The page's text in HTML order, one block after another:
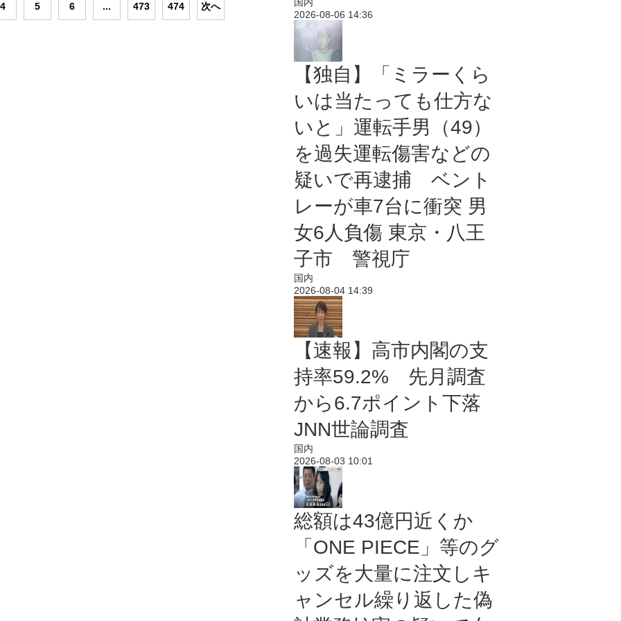
4 5 6 ... 473 474 次へ
2026-08-06 14:36
【独自】「ミラーくら
いは当たっても仕方な
いと」運転手男（49）
を過失運転傷害などの
疑いで再逮捕 ベント
レーが車7台に衝突 男
女6人負傷 東京・八王
子市 警視庁
国内
2026-08-04 14:39
【速報】高市内閣の支
持率59.2% 先月調査
から6.7ポイント下落
JNN世論調査
国内
2026-08-03 10:01
総額は43億円近くか
「ONE PIECE」等のグ
ッズを大量に注文しキ
ャンセル繰り返した偽